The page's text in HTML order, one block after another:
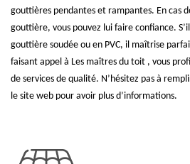
gouttières pendantes et rampantes. En cas
gouttière, vous pouvez lui faire confiance.
gouttière soudée ou en PVC, il maîtrise
faisant appel à Les maîtres du toit , vous
de services de qualité. N’hésitez pas à
le site web pour avoir plus d’informations.